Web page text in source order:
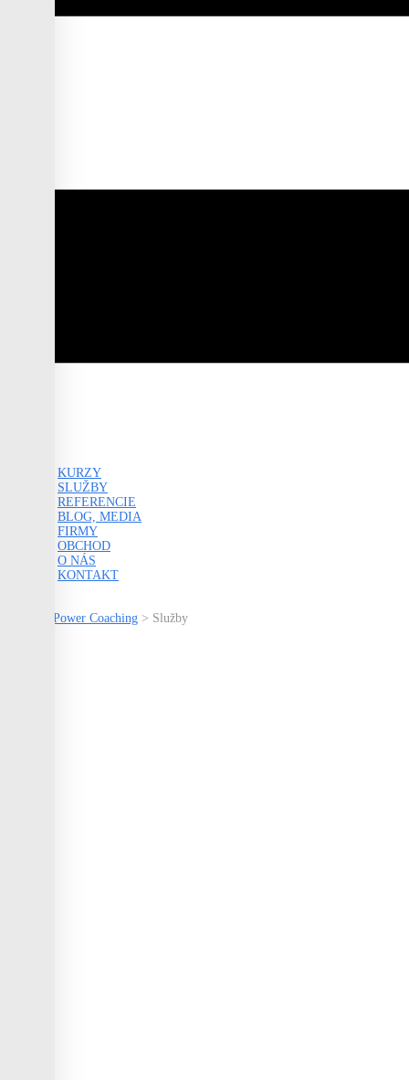
KURZY
SLUŽBY
REFERENCIE
BLOG, MEDIA
FIRMY
OBCHOD
O NÁS
KONTAKT
Power Coaching > Služby